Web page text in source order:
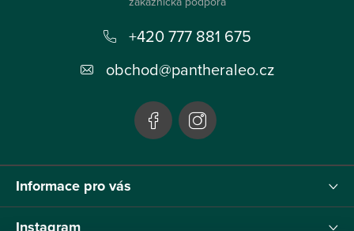
Informace pro vás
+420 777 881 675
obchod@pantheraleo.cz